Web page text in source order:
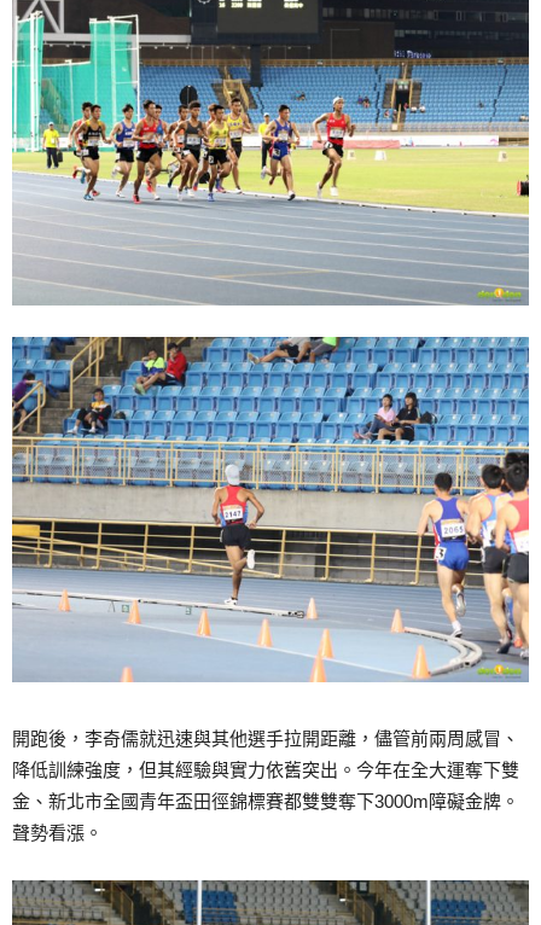
開跑後，李奇儒就迅速與其他選手拉開距離，儘管前兩周感冒、
降低訓練強度，但其經驗與實力依舊突出。今年在全大運奪下雙
金、新北市全國青年盃田徑錦標賽都雙雙奪下3000m障礙金牌。
聲勢看漲。